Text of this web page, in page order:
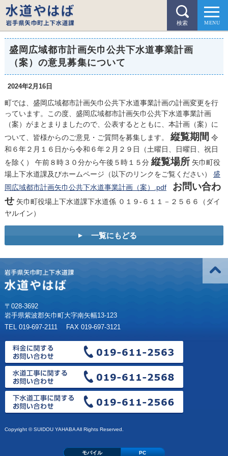
検索
盛岡広域都市計画矢巾公共下水道事業計画
（案）の意見募集について
2024年2月16日
町では、盛岡広域都市計画矢巾公共下水道事業計画の計画変更を行
っています。この度、盛岡広域都市計画矢巾公共下水道事業計画
（案）がまとまりましたので、公表するとともに、本計画（案）に
ついて、皆様からのご意見・ご質問を募集します。 縦覧期間 令
和６年２月１６日から令和６年２月２９日（土曜日、日曜日、祝日
を除く） 午前８時３０分から午後５時１５分 縦覧場所矢巾町役
場上下水道課及びホームページ（以下のリンクをご覧ください） 盛
岡広域都市計画矢巾公共下水道事業計画（案）.pdf
お問い合わ
せ矢巾町役場上下水道課下水道係 ０１９-６１１－２５６６（ダイ
ヤルイン）
一覧にもどる
〒028-3692
岩手県紫波郡矢巾町大字南矢幅13-123
TEL 019-697-2111 FAX 019-697-3121
Copyright © SUIDOU YAHABA All Rights Reserved.
モバイル PC